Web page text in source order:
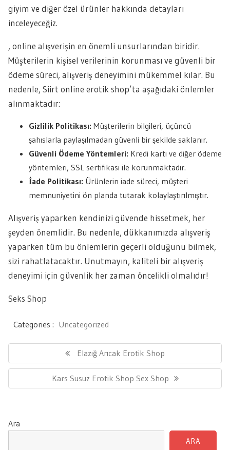
giyim ve diğer özel ürünler hakkında detayları
inceleyeceğiz.
, online alışverişin en önemli unsurlarından biridir.
Müşterilerin kişisel verilerinin korunması ve güvenli bir
ödeme süreci, alışveriş deneyimini mükemmel kılar. Bu
nedenle, Siirt online erotik shop’ta aşağıdaki önlemler
alınmaktadır:
Gizlilik Politikası: Müşterilerin bilgileri, üçüncü
şahıslarla paylaşılmadan güvenli bir şekilde saklanır.
Güvenli Ödeme Yöntemleri: Kredi kartı ve diğer ödeme
yöntemleri, SSL sertifikası ile korunmaktadır.
İade Politikası: Ürünlerin iade süreci, müşteri
memnuniyetini ön planda tutarak kolaylaştırılmıştır.
Alışveriş yaparken kendinizi güvende hissetmek, her
şeyden önemlidir. Bu nedenle, dükkanımızda alışveriş
yaparken tüm bu önlemlerin geçerli olduğunu bilmek,
sizi rahatlatacaktır. Unutmayın, kaliteli bir alışveriş
deneyimi için güvenlik her zaman öncelikli olmalıdır!
Seks Shop
Categories : Uncategorized
Previous
Post:
Elazığ Arıcak Erotik Shop
Next
Post:
Kars Susuz Erotik Shop Sex Shop
Ara
ARA